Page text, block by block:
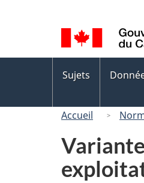
de
la
langue
des
Sujets
Accueil